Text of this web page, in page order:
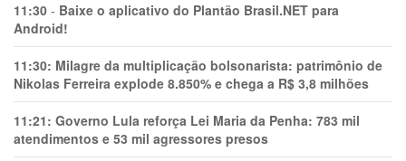
11:30 - Baixe o aplicativo do Plantão Brasil.NET para
Android!
11:30: Milagre da multiplicação bolsonarista: patrimônio de
Nikolas Ferreira explode 8.850% e chega a R$ 3,8 milhões
11:21: Governo Lula reforça Lei Maria da Penha: 783 mil
atendimentos e 53 mil agressores presos